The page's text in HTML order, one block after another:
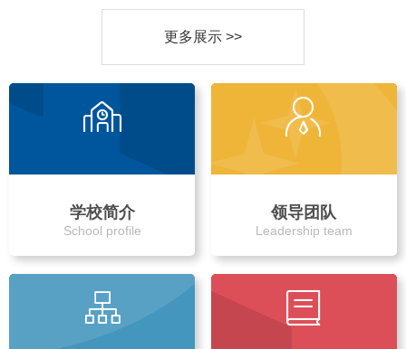
更多展示 >>
学校简介
School profile
领导团队
Leadership team